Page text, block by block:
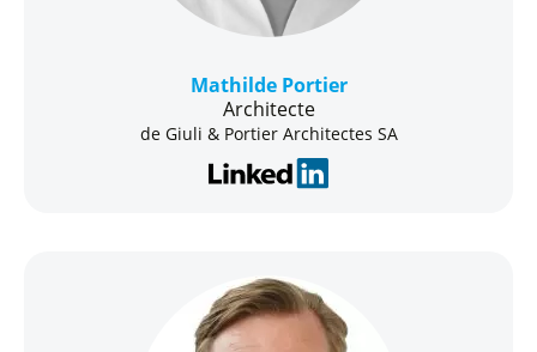
Mathilde Portier
Architecte
de Giuli & Portier Architectes SA